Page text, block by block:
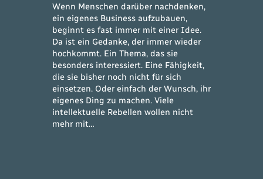
Wenn Menschen darüber nachdenken,
ein eigenes Business aufzubauen,
beginnt es fast immer mit einer Idee.
Da ist ein Gedanke, der immer wieder
hochkommt. Ein Thema, das sie
besonders interessiert. Eine Fähigkeit,
die sie bisher noch nicht für sich
einsetzen. Oder einfach der Wunsch, ihr
eigenes Ding zu machen. Viele
intellektuelle Rebellen wollen nicht
mehr mit…